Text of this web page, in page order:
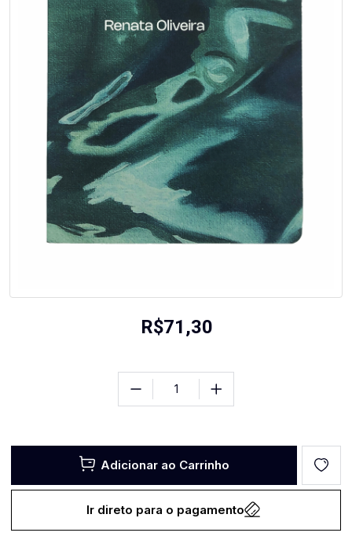
R$71,30
Adicionar ao Carrinho
Ir direto para o pagamento